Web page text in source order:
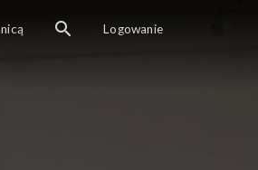
Logowanie